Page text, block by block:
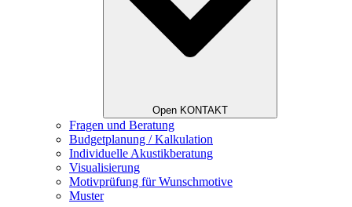
Open KONTAKT
Fragen und Beratung
Budgetplanung / Kalkulation
Individuelle Akustikberatung
Visualisierung
Motivprüfung für Wunschmotive
Muster